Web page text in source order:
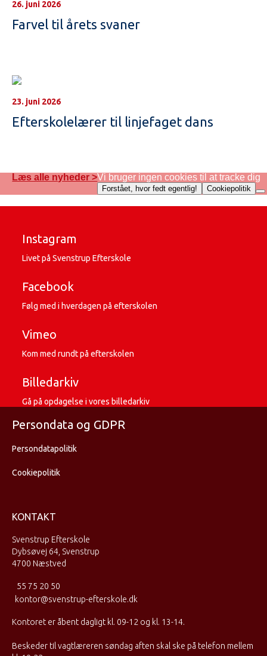
26. juni 2026
Farvel til årets svaner
23. juni 2026
Efterskolelærer til linjefaget dans
Læs alle nyheder >
Instagram
Livet på Svenstrup Efterskole
Facebook
Følg med i hverdagen på efterskolen
Vimeo
Kom med rundt på efterskolen
Billedarkiv
Gå på opdagelse i vores billedarkiv
Persondata og GDPR
Persondatapolitik
Cookiepolitik
KONTAKT
Svenstrup Efterskole
Dybsøvej 64, Svenstrup
4700 Næstved
55 75 20 50
kontor@svenstrup-efterskole.dk
Kontoret er åbent dagligt kl. 09-12 og kl. 13-14.
Beskeder til vagtlæreren søndag aften skal ske på telefon mellem
Vi bruger ingen cookies til at tracke dig
Forstået, hvor fedt egentlig! Cookiepolitik